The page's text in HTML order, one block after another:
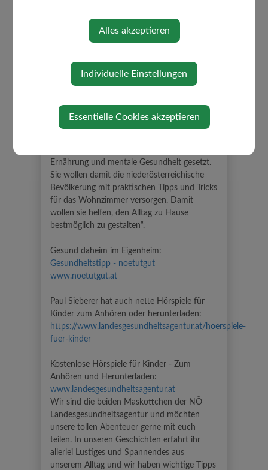
"Tut gut!"
Ernährung und mentale Gesundheit gesetzt.
Sie wollen damit die niederösterreichische
Bevölkerung mit praktischen Tipps und Tricks
für das Wohnzimmer versorgen. Damit
wollen sie helfen, den Alltag zu Hause
bestmöglich zu gestalten“.
Gesund daheim im Eigenheim:
Gesundheitstipp - noetutgut
www.noetutgut.at
Paul Sieberer hat auch nette Hörspiele für
Kinder zum Anhören oder herunterladen:
https://www.landesgesundheitsagentur.at/hoerspiele-
fuer-kinder
Kostenlose Hörspiele für Kinder - Zum
Anhören und Herunterladen:
www.landesgesundheitsagentur.at
Wir sind die beiden Maskottchen der NÖ
Landesgesundheitsagentur und möchten
unsere tollen Abenteuer gerne mit euch
teilen. In unseren Geschichten erfahrt ihr
allerlei Lustiges und Spannendes aus
unserem Alltag und wir haben wichtige Tipps
Alles akzeptieren
Individuelle Einstellungen
Essentielle Cookies akzeptieren